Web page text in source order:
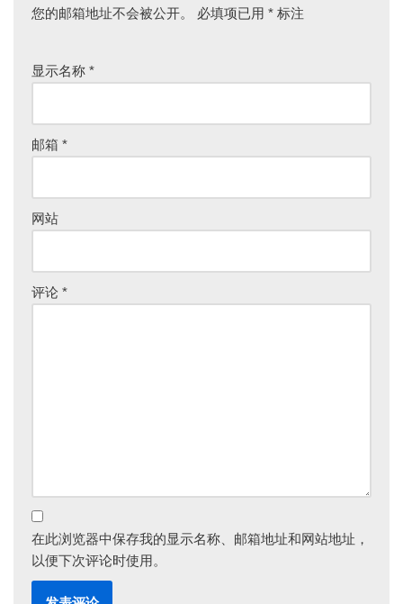
您的邮箱地址不会被公开。 必填项已用 * 标注
显示名称 *
邮箱 *
网站
评论 *
在此浏览器中保存我的显示名称、邮箱地址和网站地址，
以便下次评论时使用。